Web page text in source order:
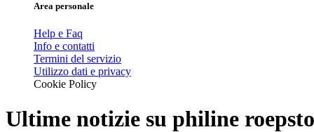
Area personale
Help e Faq
Info e contatti
Termini del servizio
Utilizzo dati e privacy
Cookie Policy
Ultime notizie su philine